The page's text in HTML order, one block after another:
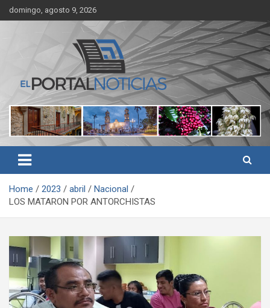
Skip
to
domingo, agosto 9, 2026
El Portal Noticias
Noticias de Córdoba, Veracruz y al región
Home 2023 abril
Nacional
LOS MATARON POR ANTORCHISTAS